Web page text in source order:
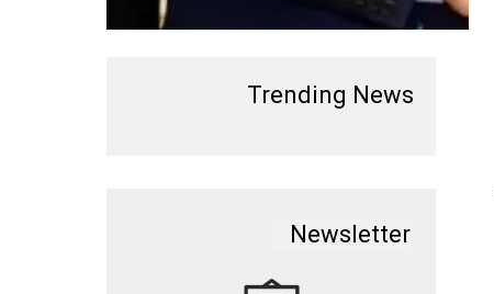
Trending News
Newsletter